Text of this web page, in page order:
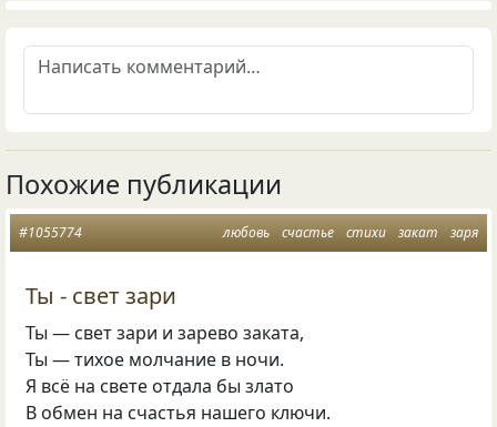
Похожие публикации
любовь счастье стихи закат заря
#1055774
Ты - свет зари
Ты — свет зари и зарево заката,
Ты — тихое молчание в ночи.
Я всё на свете отдала бы злато
В обмен на счастья нашего ключи.